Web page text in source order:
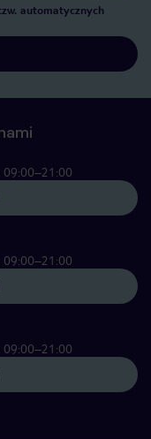
automatycznych